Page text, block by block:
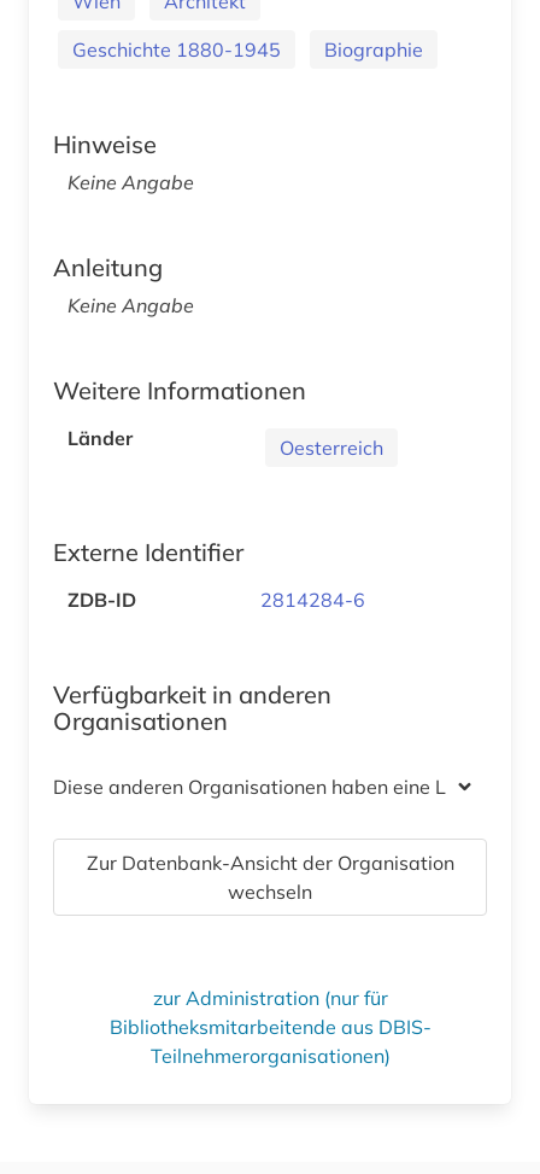
Geschichte 1880-1945
Biographie
Hinweise
Keine Angabe
Anleitung
Keine Angabe
Weitere Informationen
Länder Oesterreich
Externe Identifier
ZDB-ID 2814284-6
Verfügbarkeit in anderen
Organisationen
Diese anderen Organisationen haben eine Lizenz
Zur Datenbank-Ansicht der Organisation
wechseln
zur Administration (nur für
Bibliotheksmitarbeitende aus DBIS-
Teilnehmerorganisationen)